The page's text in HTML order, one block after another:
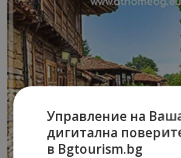
Управление на
дигитална
в Bgtourism.bg